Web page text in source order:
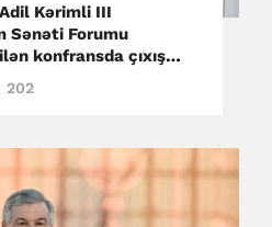
Kərimli III
Sənəti Forumu
konfransda çıxış
202